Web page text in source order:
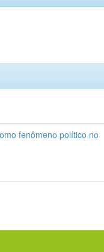
fenômeno político no